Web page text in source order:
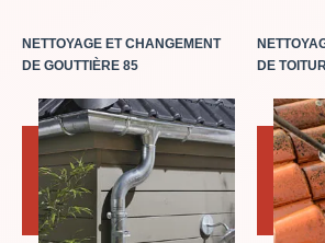
NETTOYAGE ET CHANGEMENT
DE GOUTTIÈRE 85
DE